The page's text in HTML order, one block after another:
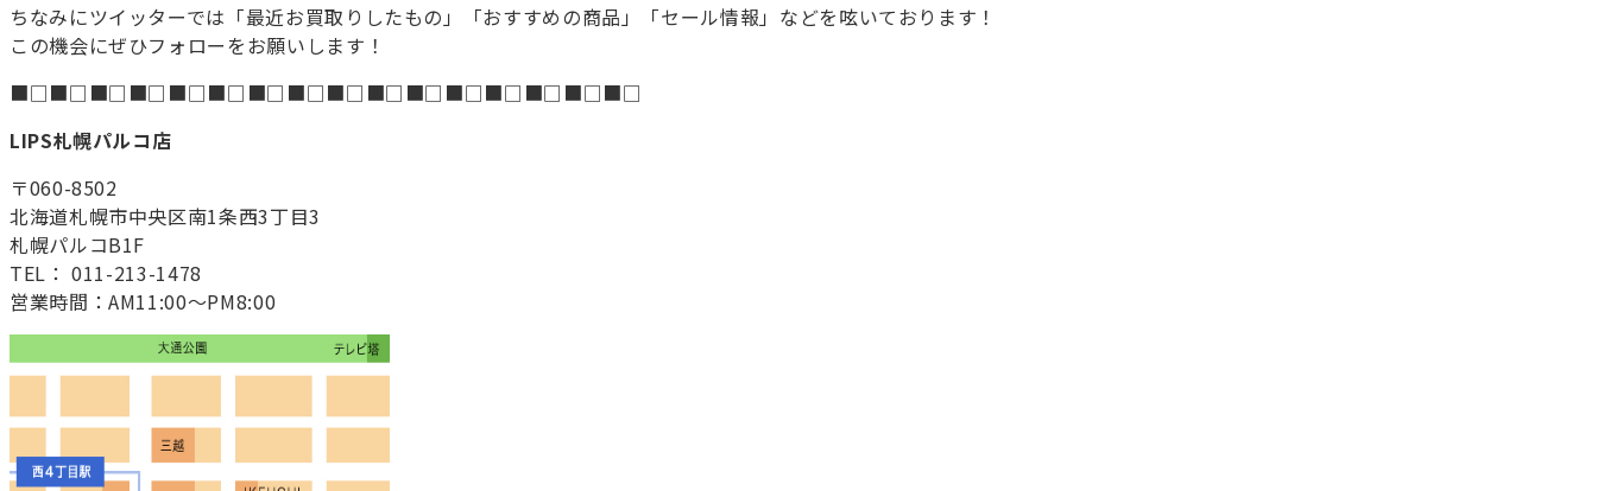
ちなみにツイッターでは「最近お買取りしたもの」「おすすめの商品」「セール情報」などを呟いております！
この機会にぜひフォローをお願いします！
■□■□■□■□■□■□■□■□■□■□■□■□■□■□■□■□
LIPS札幌パルコ店
〒060-8502
北海道札幌市中央区南1条西3丁目3
札幌パルコB1F
TEL： 011-213-1478
営業時間：AM11:00～PM8:00